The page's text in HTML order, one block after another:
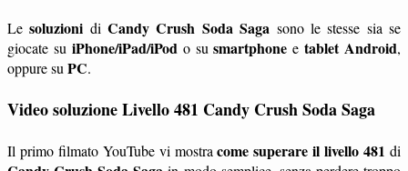
Lesoluzioni diCandy Crush Soda Saga sono le stesse sia se
giocate su iPhone/iPad/iPod o susmartphone etablet Android,
oppure su PC.
Video soluzione Livello 481 Candy Crush Soda Saga
Il primo filmato YouTube vi mostracome superare il livello 481 di